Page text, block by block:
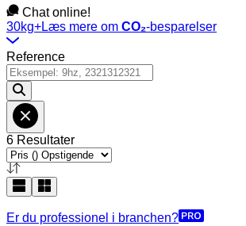
Chat online!
30kg+Læs mere om CO₂-besparelser
Reference
6 Resultater
Er du professionel i branchen?